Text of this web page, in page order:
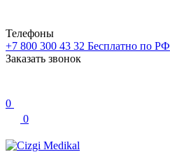
Телефоны
+7 800 300 43 32 Бесплатно по РФ
Заказать звонок
0
0